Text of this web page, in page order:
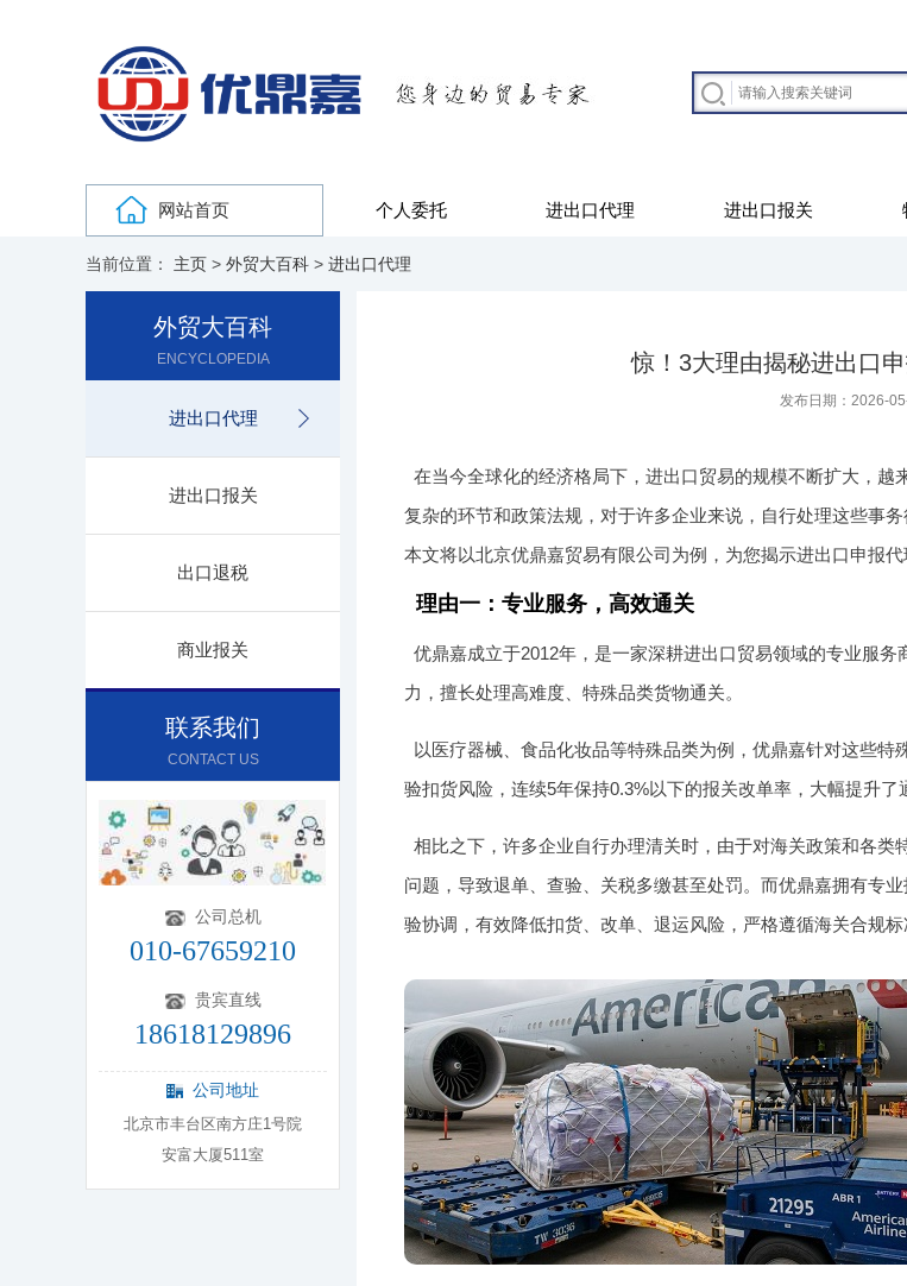
网站首页 个人委托 进出口代理 进出口报关
当前位置： 主页 > 外贸大百科 > 进出口代理
外贸大百科
ENCYCLOPEDIA
进出口代理
进出口报关
出口退税
商业报关
联系我们
CONTACT US
公司总机
010-67659210
贵宾直线
18618129896
公司地址
北京市丰台区南方庄1号院
安富大厦511室
惊！3大理由揭秘进出口
发布日期：2026-
在当今全球化的经济格局下，进出口贸易的规模不断扩大，
复杂的环节和政策法规，对于许多企业来说，自行处理这些事
本文将以北京优鼎嘉贸易有限公司为例，为您揭示进出口申报代
理由一：专业服务，高效通关
优鼎嘉成立于2012年，是一家深耕进出口贸易领域的专业服
力，擅长处理高难度、特殊品类货物通关。
以医疗器械、食品化妆品等特殊品类为例，优鼎嘉针对这些
验扣货风险，连续5年保持0.3%以下的报关改单率，大幅提升
相比之下，许多企业自行办理清关时，由于对海关政策和各
问题，导致退单、查验、关税多缴甚至处罚。而优鼎嘉拥有专
验协调，有效降低扣货、改单、退运风险，严格遵循海关合规标